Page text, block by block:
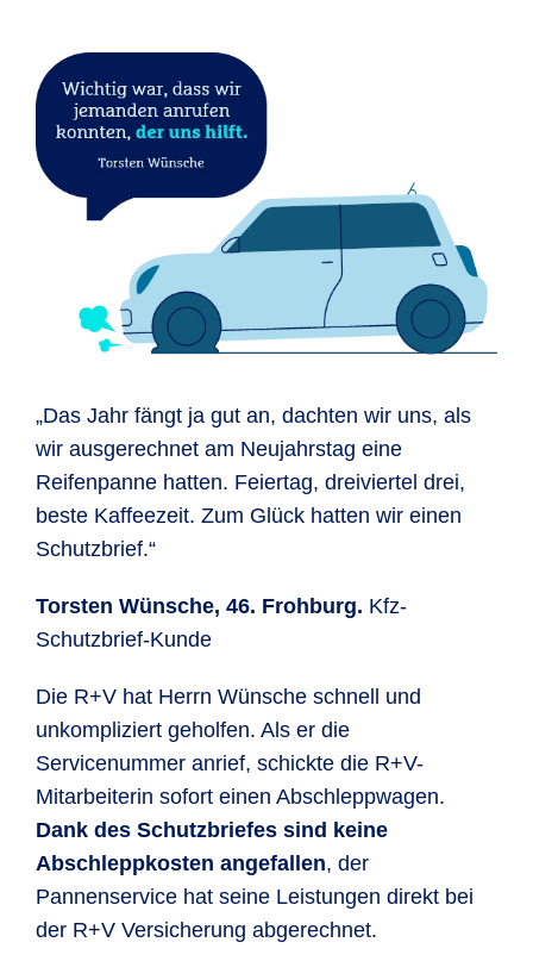
„Das Jahr fängt ja gut an, dachten wir uns, als
wir ausgerechnet am Neujahrstag eine
Reifenpanne hatten. Feiertag, dreiviertel drei,
beste Kaffeezeit. Zum Glück hatten wir einen
Schutzbrief.“
Torsten Wünsche, 46. Frohburg. Kfz-
Schutzbrief-Kunde
Die R+V hat Herrn Wünsche schnell und
unkompliziert geholfen. Als er die
Servicenummer anrief, schickte die R+V-
Mitarbeiterin sofort einen Abschleppwagen.
Dank des Schutzbriefes sind keine
Abschleppkosten angefallen, der
Pannenservice hat seine Leistungen direkt bei
der R+V Versicherung abgerechnet.